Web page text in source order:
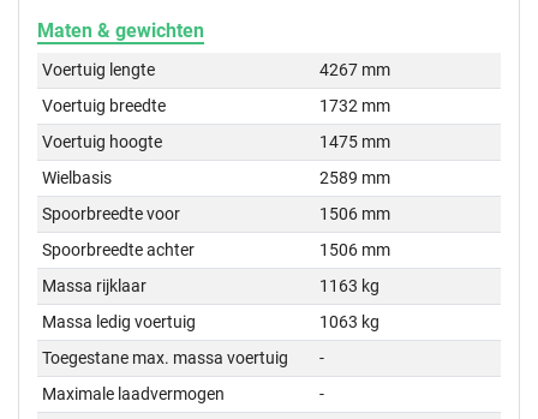
Maten & gewichten
Voertuig lengte
4267 mm
Voertuig breedte
1732 mm
Voertuig hoogte
1475 mm
Wielbasis
2589 mm
Spoorbreedte voor
1506 mm
Spoorbreedte achter
1506 mm
Massa rijklaar
1163 kg
Massa ledig voertuig
1063 kg
Toegestane max. massa voertuig
-
Maximale laadvermogen
-